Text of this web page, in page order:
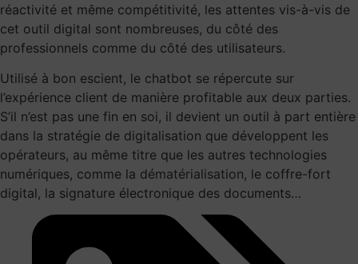
réactivité et même compétitivité, les attentes vis-à-vis de
cet outil digital sont nombreuses, du côté des
professionnels comme du côté des utilisateurs.
Utilisé à bon escient, le chatbot se répercute sur
l’expérience client de manière profitable aux deux parties.
S’il n’est pas une fin en soi, il devient un outil à part entière
dans la stratégie de digitalisation que développent les
opérateurs, au même titre que les autres technologies
numériques, comme la dématérialisation, le coffre-fort
digital, la signature électronique des documents…